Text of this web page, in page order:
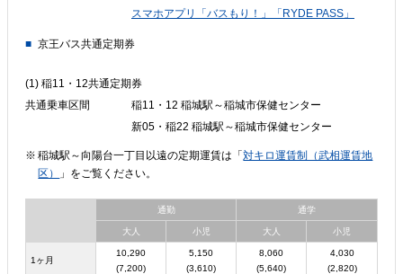
スマホアプリ「バスもり！」「RYDE PASS」
京王バス共通定期券
(1) 稲11・12共通定期券
共通乗車区間
稲11・12 稲城駅～稲城市保健センター
新05・稲22 稲城駅～稲城市保健センター
稲城駅～向陽台一丁目以遠の定期運賃は「対キロ運賃制（武相運賃地
区）
」をご覧ください。
通勤 通学
大人 小児 大人 小児
1ヶ月
10,290
(7,200)
5,150
(3,610)
8,060
(5,640)
4,030
(2,820)